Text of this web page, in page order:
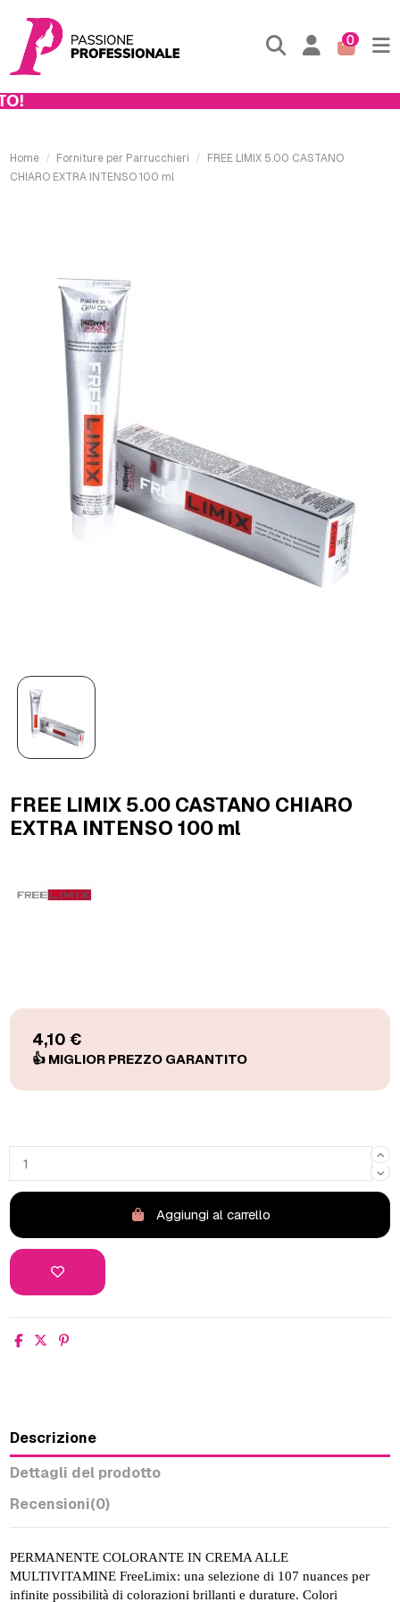
0
Home Forniture per Parrucchieri
FREE LIMIX 5.00 CASTANO
CHIARO EXTRA INTENSO 100 ml
FREE LIMIX 5.00 CASTANO CHIARO
EXTRA INTENSO 100 ml
4,10 €
Aggiungi al carrello
Descrizione
Dettagli del prodotto
Recensioni(0)
PERMANENTE COLORANTE IN CREMA ALLE
MULTIVITAMINE FreeLimix: una selezione di 107 nuances per
infinite possibilità di colorazioni brillanti e durature. Colori